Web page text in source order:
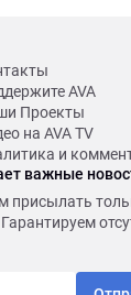
AVA
Проекты
на AVA TV
и
важные
присылать